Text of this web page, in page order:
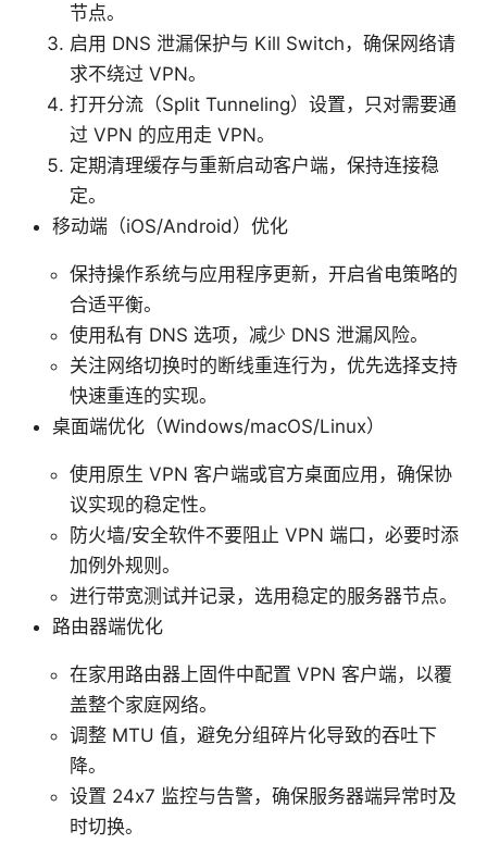
节点。
启用 DNS 泄漏保护与 Kill Switch，确保网络请
求不绕过 VPN。
打开分流（Split Tunneling）设置，只对需要通
过 VPN 的应用走 VPN。
定期清理缓存与重新启动客户端，保持连接稳
定。
移动端（iOS/Android）优化
保持操作系统与应用程序更新，开启省电策略的
合适平衡。
使用私有 DNS 选项，减少 DNS 泄漏风险。
关注网络切换时的断线重连行为，优先选择支持
快速重连的实现。
桌面端优化（Windows/macOS/Linux）
使用原生 VPN 客户端或官方桌面应用，确保协
议实现的稳定性。
防火墙/安全软件不要阻止 VPN 端口，必要时添
加例外规则。
进行带宽测试并记录，选用稳定的服务器节点。
路由器端优化
在家用路由器上固件中配置 VPN 客户端，以覆
盖整个家庭网络。
调整 MTU 值，避免分组碎片化导致的吞吐下
降。
设置 24x7 监控与告警，确保服务器端异常时及
时切换。